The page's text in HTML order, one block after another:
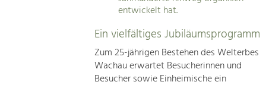
entwickelt hat.
Ein vielfältiges Jubiläumsprogramm
Zum 25-jährigen Bestehen des Welterbes
Wachau erwartet Besucherinnen und
Besucher sowie Einheimische ein